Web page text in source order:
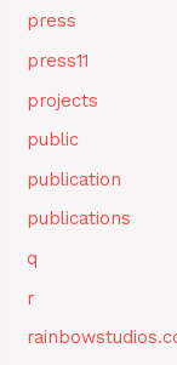
press
press11
projects
public
publication
publications
q
r